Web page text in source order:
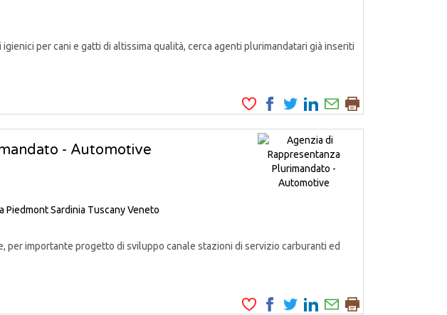
per cani e gatti di altissima qualità, cerca agenti plurimandatari già inseriti
- Automotive
PiedmontSardinia TuscanyVeneto
per importante progetto di sviluppo canale stazioni di servizio carburanti ed